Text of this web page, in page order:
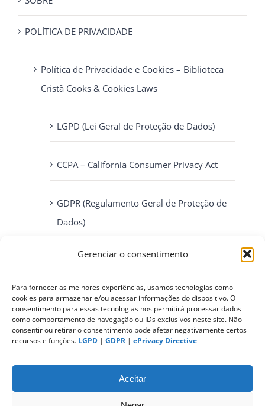
Gerenciar o consentimento
Para fornecer as melhores experiências, usamos tecnologias como
cookies para armazenar e/ou acessar informações do dispositivo. O
consentimento para essas tecnologias nos permitirá processar dados
como comportamento de navegação ou IDs exclusivos neste site. Não
consentir ou retirar o consentimento pode afetar negativamente certos
recursos e funções. LGPD | GDPR | ePrivacy Directive
Aceitar
POLÍTICA DE PRIVACIDADE
Política de Privacidade e Cookies – Biblioteca
Cristã Cooks & Cookies Laws
LGPD (Lei Geral de Proteção de Dados)
CCPA – California Consumer Privacy Act
GDPR (Regulamento Geral de Proteção de
Dados)
ePrivacy Directive (Diretiva ePrivacidade)
PIPEDA (Personal Information Protection
and Electronic Documents Act)